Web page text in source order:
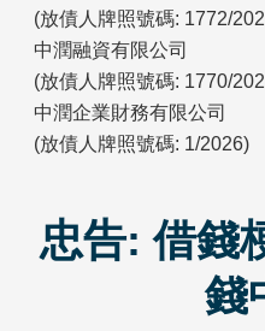
(放債人牌照號碼: 1772/
中潤融資有限公司
(放債人牌照號碼: 1770/
中潤企業財務有限公司
(放債人牌照號碼: 1/2026)
忠告: 借錢
錢